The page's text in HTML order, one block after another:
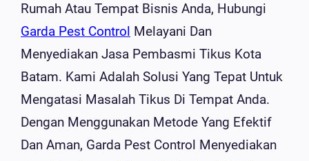
Rumah Atau Tempat Bisnis Anda, Hubungi
Garda Pest Control Melayani Dan
Menyediakan Jasa Pembasmi Tikus Kota
Batam. Kami Adalah Solusi Yang Tepat Untuk
Mengatasi Masalah Tikus Di Tempat Anda.
Dengan Menggunakan Metode Yang Efektif
Dan Aman, Garda Pest Control Menyediakan